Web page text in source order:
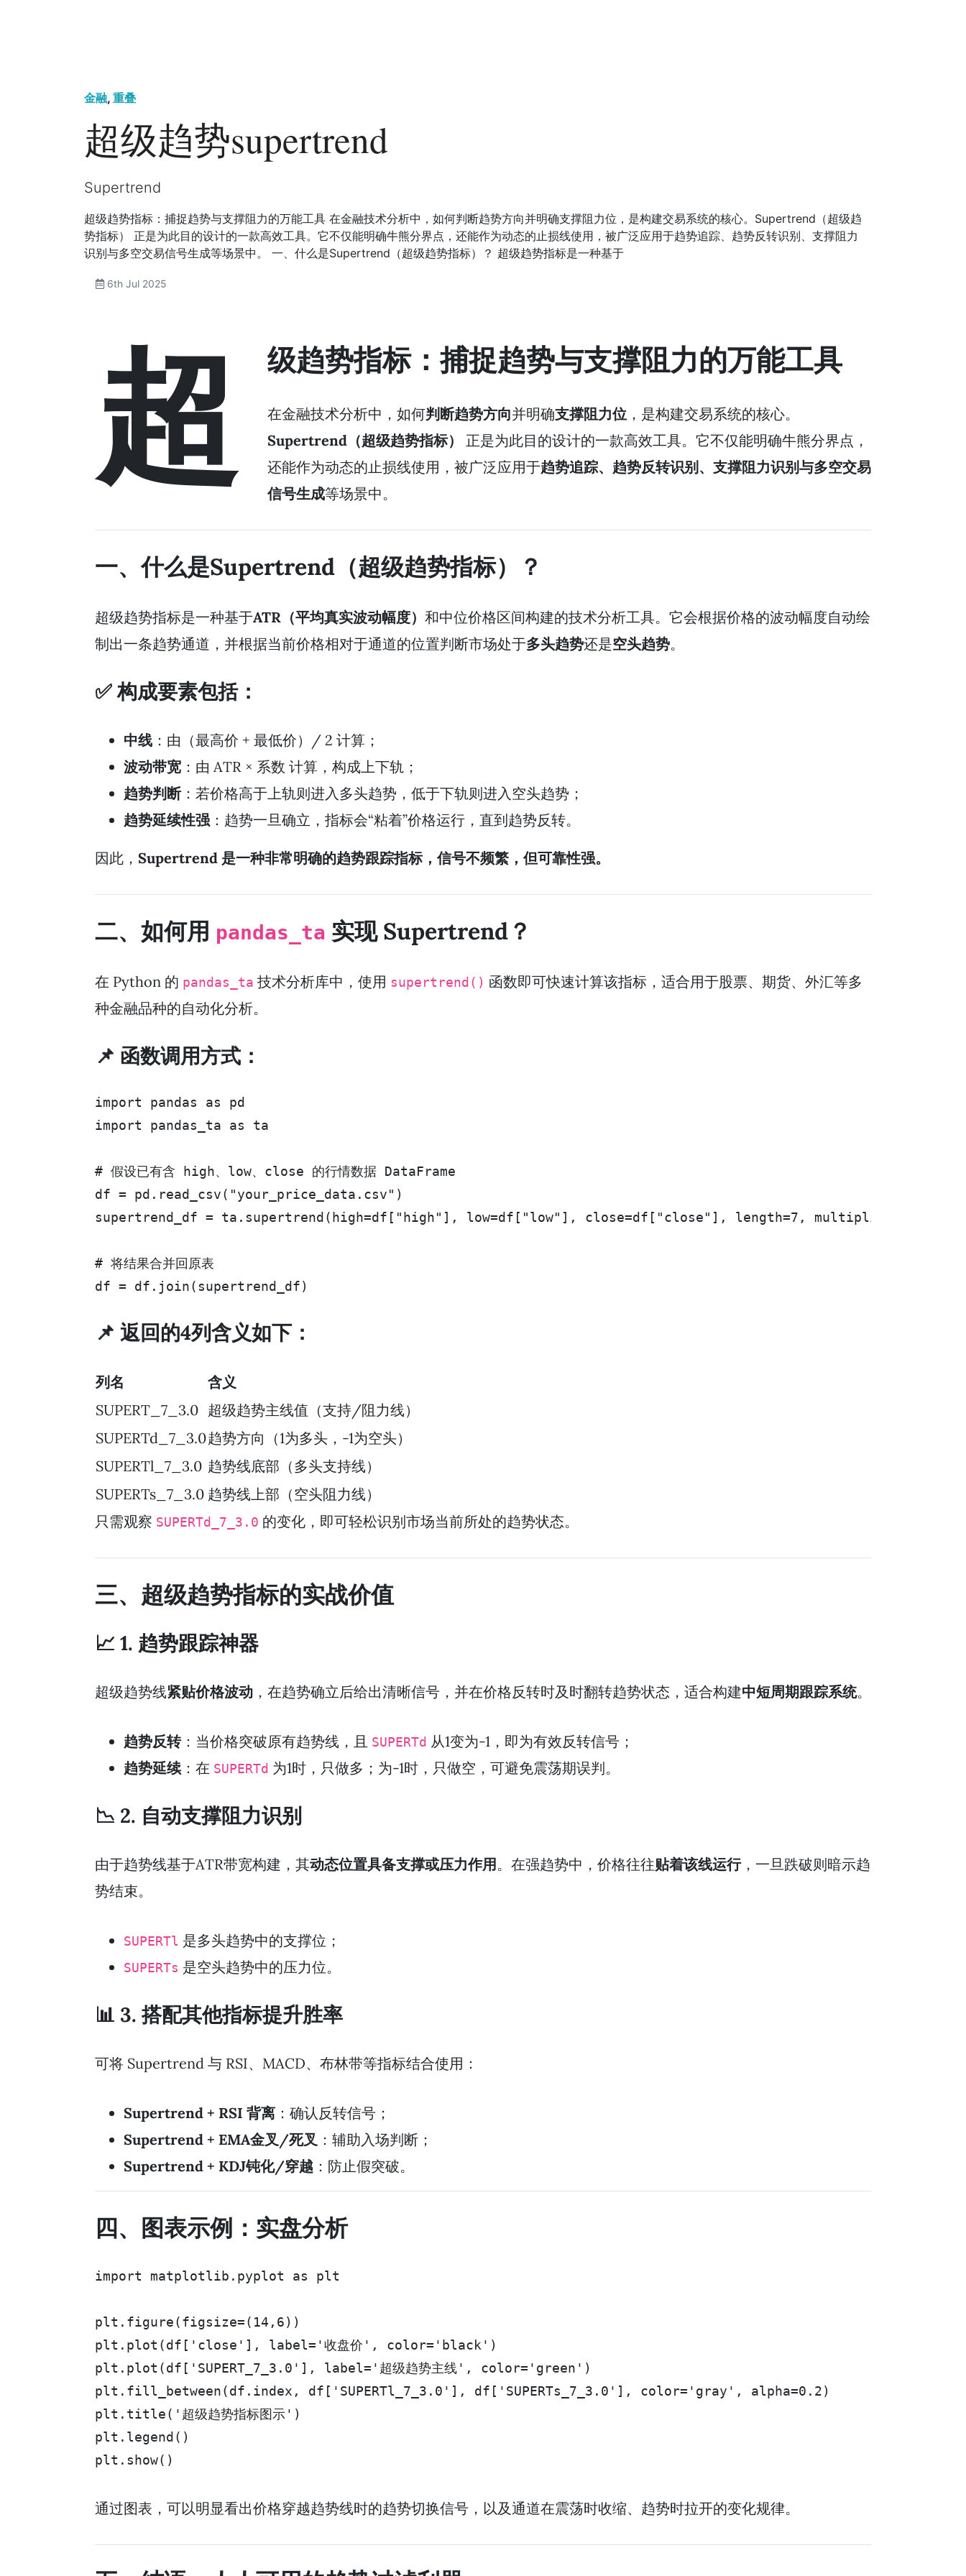
金融, 重叠
超级趋势supertrend
Supertrend
超级趋势指标：捕捉趋势与支撑阻力的万能工具 在金融技术分析中，如何判断趋势方向并明确支撑阻力位，是构建交易系统的核心。Supertrend（超级趋
势指标） 正是为此目的设计的一款高效工具。它不仅能明确牛熊分界点，还能作为动态的止损线使用，被广泛应用于趋势追踪、趋势反转识别、支撑阻力
识别与多空交易信号生成等场景中。 一、什么是Supertrend（超级趋势指标）？ 超级趋势指标是一种基于
6th Jul 2025
超 级趋势指标：捕捉趋势与支撑阻力的万能工具
在金融技术分析中，如何判断趋势方向并明确支撑阻力位 ，是构建交易系统的核心。
Supertrend（超级趋势指标）
正是为此目的设计的一款高效工具。它不仅能明确牛熊分界点，
还能作为动态的止损线使用，被广泛应用于趋势追踪、趋势反转识别、支撑阻力识别与多空交易
信号生成等场景中。
一、什么是Supertrend（超级趋势指标）？
超级趋势指标是一种基于ATR（平均真实波动幅度） 和中位价格区间构建的技术分析工具。它会根据价格的波动幅度自动绘
制出一条趋势通道，并根据当前价格相对于通道的位置判断市场处于多头趋势还是空头趋势。
✅ 构成要素包括：
中线 ：由（最高价 + 最低价）/ 2 计算；
波动带宽 ：由 ATR × 系数 计算，构成上下轨；
趋势判断：若价格高于上轨则进入多头趋势，低于下轨则进入空头趋势；
趋势延续性强 ：趋势一旦确立，指标会“粘着”价格运行，直到趋势反转。
因此， Supertrend 是一种非常明确的趋势跟踪指标，信号不频繁，但可靠性强。
二、如何用 pandas_ta 实现 Supertrend？
在 Python 的 pandas_ta 技术分析库中，使用 supertrend() 函数即可快速计算该指标，适合用于股票、期货、外汇等多
种金融品种的自动化分析。
📌 函数调用方式：
import pandas as pd
import pandas_ta as ta
# 假设已有含 high、low、close 的行情数据 DataFrame
df = pd.read_csv("your_price_data.csv")
supertrend_df = ta.supertrend(high=df["high"], low=df["low"], close=df["close"], length=7, multiplier=3.0)
# 将结果合并回原表
df = df.join(supertrend_df)
📌 返回的4列含义如下：
列名
含义
SUPERT_7_3.0 超级趋势主线值（支持/阻力线）
SUPERTd_7_3.0趋势方向（1为多头，-1为空头）
SUPERTl_7_3.0 趋势线底部（多头支持线）
SUPERTs_7_3.0 趋势线上部（空头阻力线）
只需观察 SUPERTd_7_3.0 的变化，即可轻松识别市场当前所处的趋势状态。
三、超级趋势指标的实战价值
📈 1. 趋势跟踪神器
超级趋势线紧贴价格波动 ，在趋势确立后给出清晰信号，并在价格反转时及时翻转趋势状态，适合构建中短周期跟踪系统。
趋势反转：当价格突破原有趋势线，且 SUPERTd 从1变为-1，即为有效反转信号；
趋势延续：在 SUPERTd 为1时，只做多；为-1时，只做空，可避免震荡期误判。
📉 2. 自动支撑阻力识别
由于趋势线基于ATR带宽构建，其动态位置具备支撑或压力作用。在强趋势中，价格往往贴着该线运行，一旦跌破则暗示趋
势结束。
SUPERTl 是多头趋势中的支撑位；
SUPERTs 是空头趋势中的压力位。
📊 3. 搭配其他指标提升胜率
可将 Supertrend 与 RSI、MACD、布林带等指标结合使用：
Supertrend + RSI 背离 ：确认反转信号；
Supertrend + EMA金叉/死叉 ：辅助入场判断；
Supertrend + KDJ钝化/穿越 ：防止假突破。
四、图表示例：实盘分析
import matplotlib.pyplot as plt
plt.figure(figsize=(14,6))
plt.plot(df['close'], label='收盘价', color='black')
plt.plot(df['SUPERT_7_3.0'], label='超级趋势主线', color='green')
plt.fill_between(df.index, df['SUPERTl_7_3.0'], df['SUPERTs_7_3.0'], color='gray', alpha=0.2)
plt.title('超级趋势指标图示')
plt.legend()
plt.show()
通过图表，可以明显看出价格穿越趋势线时的趋势切换信号，以及通道在震荡时收缩、趋势时拉开的变化规律。